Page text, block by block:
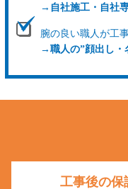
→ 自社施工・自社
腕の良い職人が工
→ 職人の”顔出し・
工事後の保